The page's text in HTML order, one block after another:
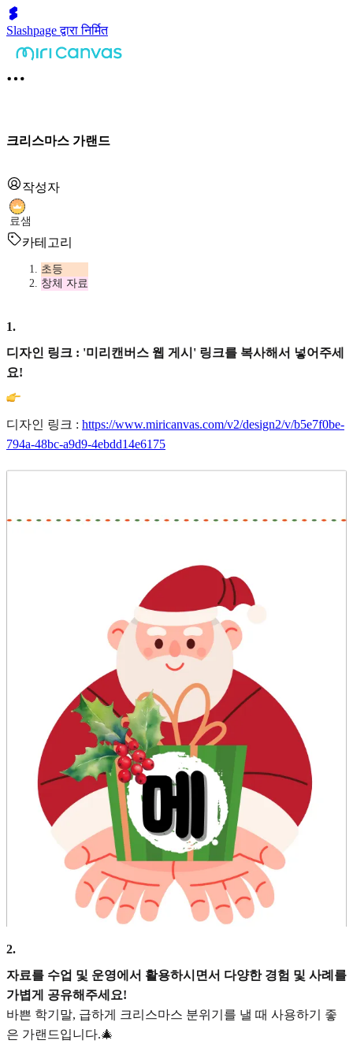
Slashpage द्वारा निर्मित
크리스마스 가랜드
작성자
료샘
카테고리
초등
창체 자료
1.
디자인 링크 : '미리캔버스 웹 게시' 링크를 복사해서 넣어주세
요!
디자인 링크 : https://www.miricanvas.com/v2/design2/v/b5e7f0be-
794a-48bc-a9d9-4ebdd14e6175
2.
자료를 수업 및 운영에서 활용하시면서 다양한 경험 및 사례를
가볍게 공유해주세요!
바쁜 학기말, 급하게 크리스마스 분위기를 낼 때 사용하기 좋
은 가랜드입니다.🎄